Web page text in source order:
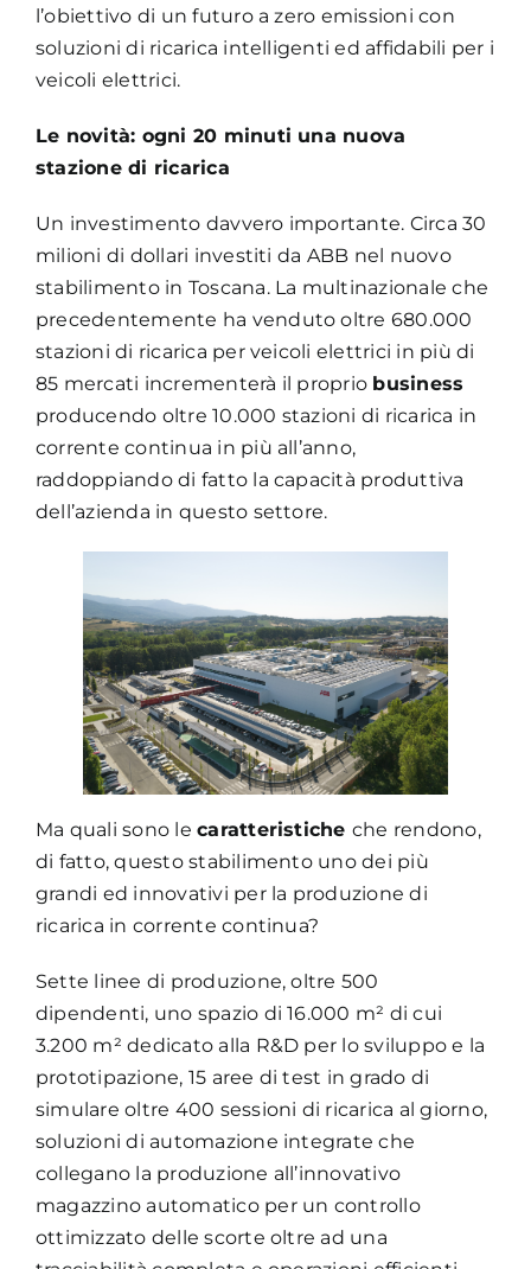
l’obiettivo di un futuro a zero emissioni con
soluzioni di ricarica intelligenti ed affidabili per i
veicoli elettrici.
Le novità: ogni 20 minuti una nuova
stazione di ricarica
Un investimento davvero importante. Circa 30
milioni di dollari investiti da ABB nel nuovo
stabilimento in Toscana. La multinazionale che
precedentemente ha venduto oltre 680.000
stazioni di ricarica per veicoli elettrici in più di
85 mercati incrementerà il proprio business
producendo oltre 10.000 stazioni di ricarica in
corrente continua in più all’anno,
raddoppiando di fatto la capacità produttiva
dell’azienda in questo settore.
Ma quali sono lecaratteristiche che rendono,
di fatto, questo stabilimento uno dei più
grandi ed innovativi per la produzione di
ricarica in corrente continua?
Sette linee di produzione, oltre 500
dipendenti, uno spazio di 16.000 m² di cui
3.200 m² dedicato alla R&D per lo sviluppo e la
prototipazione, 15 aree di test in grado di
simulare oltre 400 sessioni di ricarica al giorno,
soluzioni di automazione integrate che
collegano la produzione all’innovativo
magazzino automatico per un controllo
ottimizzato delle scorte oltre ad una